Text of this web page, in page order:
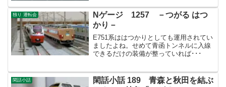
独り 運転会
Nゲージ 1257 －つがる はつ
かり－
E751系ははつかりとしても運用されてい
ましたよね。せめて青函トンネルに入線
できるだけの装備が整っていれば･･･
閑話小話
閑話小話 189 青森と秋田を結ぶ